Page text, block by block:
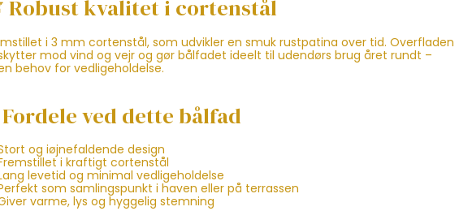
Robust kvalitet i cortenstål
i 3 mm cortenstål, som udvikler en smuk rustpatina over tid. Overfladen
mod vind og vejr og gør bålfadet ideelt til udendørs brug året rundt –
behov for vedligeholdelse.
Fordele ved dette bålfad
og iøjnefaldende design
i kraftigt cortenstål
levetid og minimal vedligeholdelse
som samlingspunkt i haven eller på terrassen
varme, lys og hyggelig stemning